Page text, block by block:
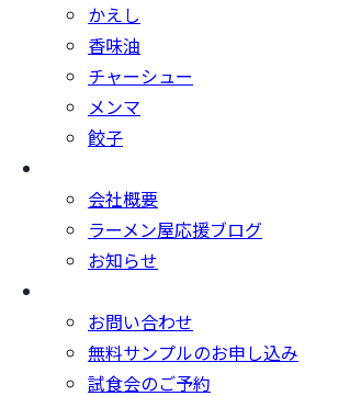
かえし
香味油
チャーシュー
メンマ
餃子
会社概要
ラーメン屋応援ブログ
お知らせ
お問い合わせ
無料サンプルのお申し込み
試食会のご予約